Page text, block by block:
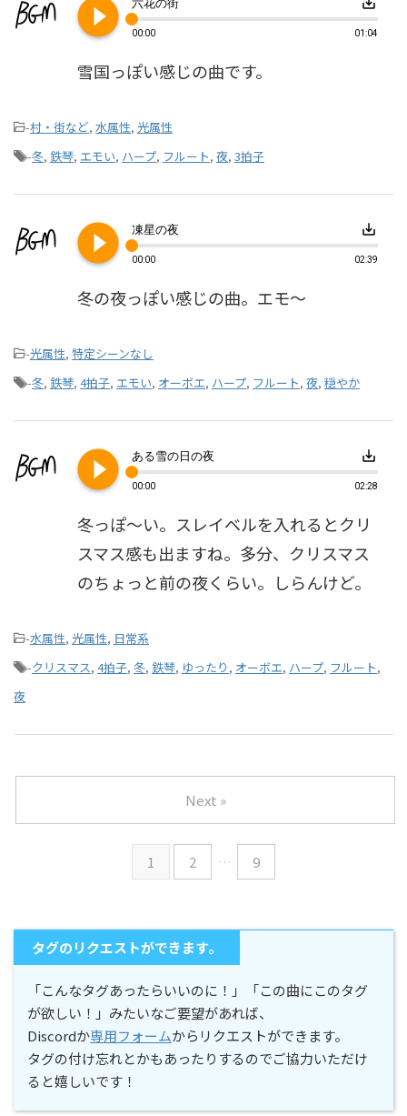
play_circle_filled 六花の街
00:00 01:04
雪国っぽい感じの曲です。
-村・街など, 水属性, 光属性
-冬, 鉄琴, エモい, ハープ, フルート, 夜, 3拍子
play_circle_filled 凍星の夜 save_alt
00:00 02:39
冬の夜っぽい感じの曲。エモ～
-光属性, 特定シーンなし
-冬, 鉄琴, 4拍子, エモい, オーボエ, ハープ, フルート, 夜, 穏やか
play_circle_filled ある雪の日の夜 save_alt
00:00 02:28
冬っぽ～い。スレイベルを入れるとクリ
スマス感も出ますね。多分、クリスマス
のちょっと前の夜くらい。しらんけど。
-水属性, 光属性, 日常系
-クリスマス, 4拍子, 冬, 鉄琴, ゆったり , オーボエ, ハープ, フルート,
夜
1 2 … 9
Next »
タグのリクエストができます。
「こんなタグあったらいいのに！」「この曲にこのタグ
が欲しい！」みたいなご要望があれば、
Discordか専用フォームからリクエストができます。
タグの付け忘れとかもあったりするのでご協力いただけ
ると嬉しいです！